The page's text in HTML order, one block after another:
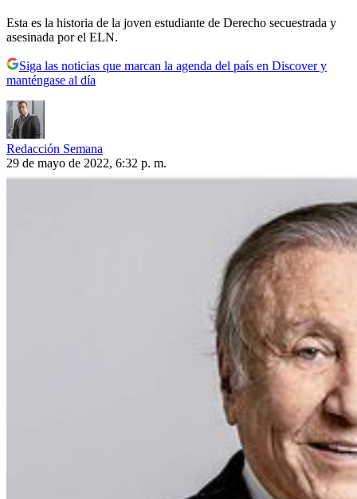
Esta es la historia de la joven estudiante de Derecho secuestrada y
asesinada por el ELN.
Siga las noticias que marcan la agenda del país en Discover y
manténgase al día
Redacción Semana
29 de mayo de 2022, 6:32 p. m.